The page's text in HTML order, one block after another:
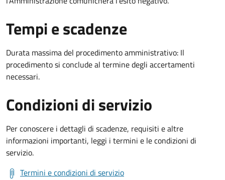
Tempi e scadenze
Durata massima del procedimento amministrativo: Il
procedimento si conclude al termine degli accertamenti
necessari.
Condizioni di servizio
Per conoscere i dettagli di scadenze, requisiti e altre
informazioni importanti, leggi i termini e le condizioni di
servizio.
Termini e condizioni di servizio